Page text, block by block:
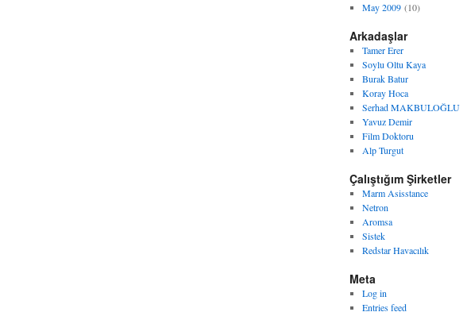
May 2009(10)
Arkadaşlar
Tamer Erer
Soylu Oltu Kaya
Burak Batur
Koray Hoca
Serhad MAKBULOĞLU
Yavuz Demir
Film Doktoru
Alp Turgut
Çalıştığım Şirketler
Marm Asisstance
Netron
Aromsa
Sistek
Redstar Havacılık
Meta
Log in
Entries feed